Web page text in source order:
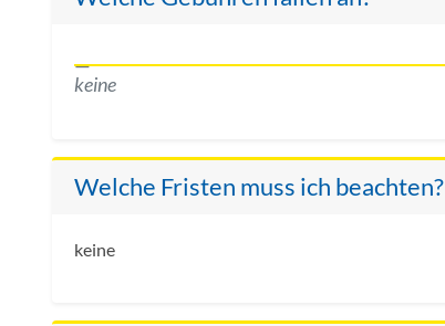
keine
Welche Fristen muss ich beachten?
keine